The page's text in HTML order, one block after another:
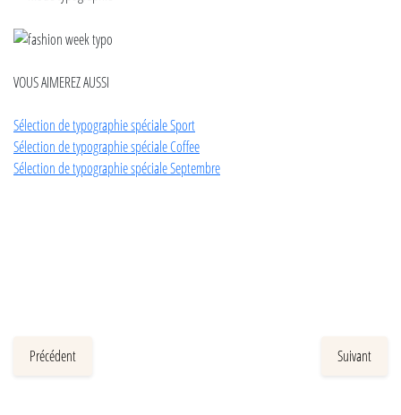
VOUS AIMEREZ AUSSI
Sélection de typographie spéciale Sport
Sélection de typographie spéciale Coffee
Sélection de typographie spéciale Septembre
Précédent Suivant